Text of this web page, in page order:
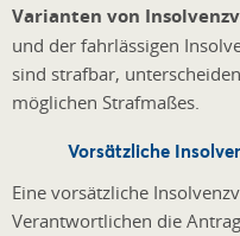
Varianten von
und der fahrlässigen
sind strafbar,
möglichen Strafmaßes.
Vorsätzliche
Eine vorsätzliche
Verantwortlichen die